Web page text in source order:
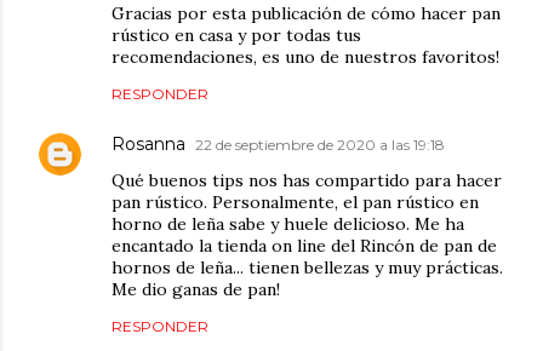
Gracias por esta publicación de cómo hacer pan
rústico en casa y por todas tus
recomendaciones, es uno de nuestros favoritos!
RESPONDER
Rosanna 22 de septiembre de 2020 a las 19:18
Qué buenos tips nos has compartido para hacer
pan rústico. Personalmente, el pan rústico en
horno de leña sabe y huele delicioso. Me ha
encantado la tienda on line del Rincón de pan de
hornos de leña... tienen bellezas y muy prácticas.
Me dio ganas de pan!
RESPONDER